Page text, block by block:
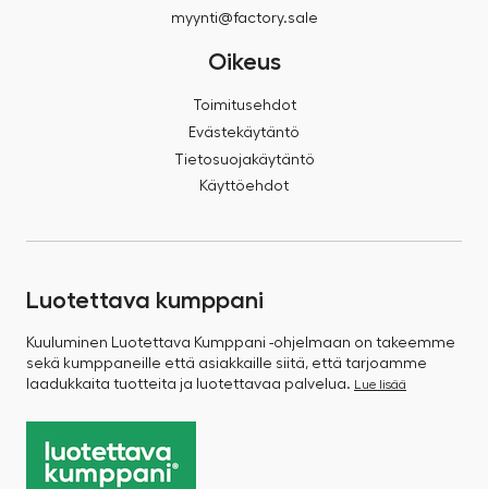
myynti@factory.sale
Oikeus
Toimitusehdot
Evästekäytäntö
Tietosuojakäytäntö
Käyttöehdot
Luotettava kumppani
Kuuluminen Luotettava Kumppani -ohjelmaan on takeemme
sekä kumppaneille että asiakkaille siitä, että tarjoamme
laadukkaita tuotteita ja luotettavaa palvelua.
Lue lisää